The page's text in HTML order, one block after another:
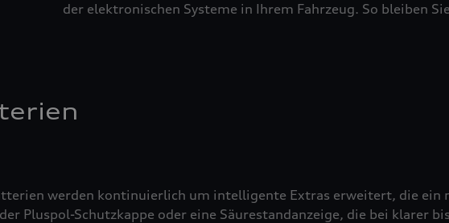
der elektronischen Systeme in Ihrem Fahrzeug. So bleiben
werden kontinuierlich um intelligente Extras erweitert, die ein
Pluspol-Schutzkappe oder eine Säurestandanzeige, die bei klarer